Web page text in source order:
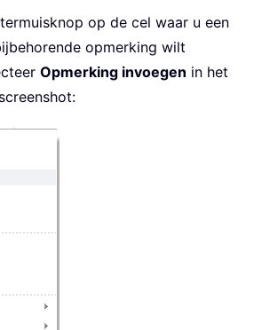
op de cel waar u een
opmerking wilt
Opmerking invoegen in het